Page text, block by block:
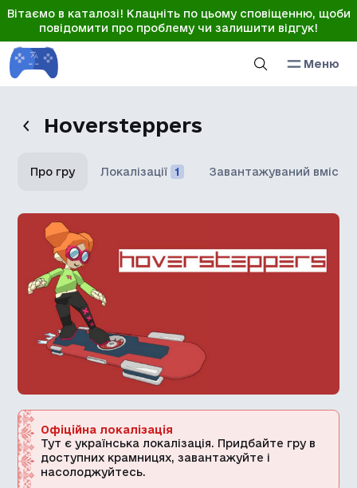
Вітаємо в каталозі! Клацніть по цьому сповіщенню, щоби
повідомити про проблему чи залишити відгук!
Меню
Hoversteppers
Про гру Локалізації 1 Завантажуваний вміст
Офіційна локалізація
Тут є українська локалізація. Придбайте гру в
доступних крамницях, завантажуйте і
насолоджуйтесь.